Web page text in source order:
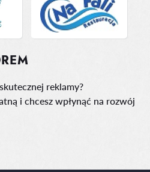
reklamy?
i chcesz wpłynąć na rozwój